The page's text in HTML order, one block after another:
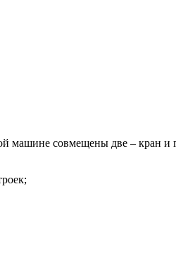
совмещены две – кран и